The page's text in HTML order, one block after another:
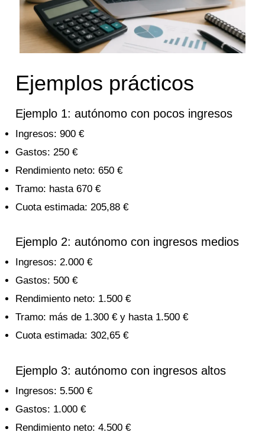
Ejemplos prácticos
Ejemplo 1: autónomo con pocos ingresos
Ingresos: 900 €
Gastos: 250 €
Rendimiento neto: 650 €
Tramo: hasta 670 €
Cuota estimada: 205,88 €
Ejemplo 2: autónomo con ingresos medios
Ingresos: 2.000 €
Gastos: 500 €
Rendimiento neto: 1.500 €
Tramo: más de 1.300 € y hasta 1.500 €
Cuota estimada: 302,65 €
Ejemplo 3: autónomo con ingresos altos
Ingresos: 5.500 €
Gastos: 1.000 €
Rendimiento neto: 4.500 €